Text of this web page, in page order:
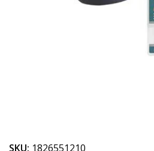
SKU: 1826551210